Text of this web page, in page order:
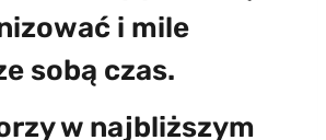
i mile
sobą czas.
w najbliższym